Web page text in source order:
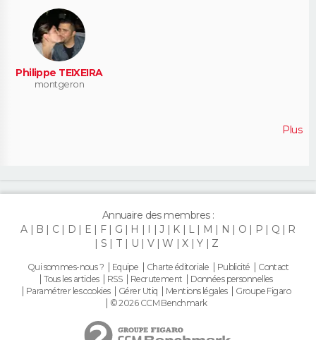
Philippe TEIXEIRA
montgeron
Plus
Annuaire des membres :
A
B C D E F G H I J K L M N O P Q
R
S
T U V W X Y Z
Qui sommes-nous ? Equipe Charte éditoriale Publicité
Contact
Tous les articles
RSS Recrutement
Données personnelles
Paramétrer les cookies
Gérer Utiq Mentions légales
Groupe Figaro
© 2026 CCM Benchmark